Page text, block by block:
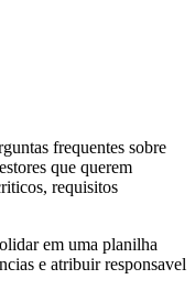
frequentes sobre
que querem
requisitos
em uma planilha
e atribuir responsavel